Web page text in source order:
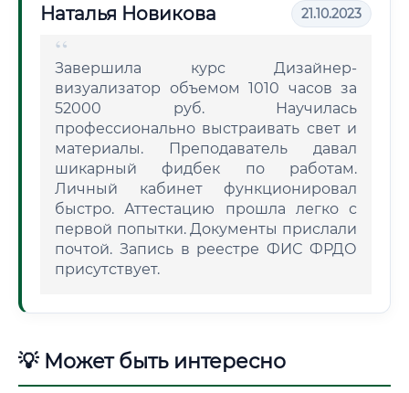
Наталья Новикова 21.10.2023
Завершила курс Дизайнер-
визуализатор объемом 1010 часов за
52000 руб. Научилась
профессионально выстраивать свет и
материалы. Преподаватель давал
шикарный фидбек по работам.
Личный кабинет функционировал
быстро. Аттестацию прошла легко с
первой попытки. Документы прислали
почтой. Запись в реестре ФИС ФРДО
присутствует.
💡 Может быть интересно